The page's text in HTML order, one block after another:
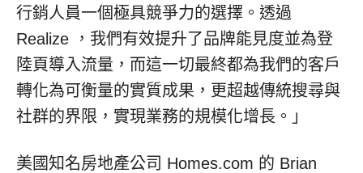
行銷人員一個極具競爭力的選擇。透過
Realize ，我們有效提升了品牌能見度並為登
陸頁導入流量，而這一切最終都為我們的客戶
轉化為可衡量的實質成果，更超越傳統搜尋與
社群的界限，實現業務的規模化增長。」
美國知名房地產公司 Homes.com 的 Brian